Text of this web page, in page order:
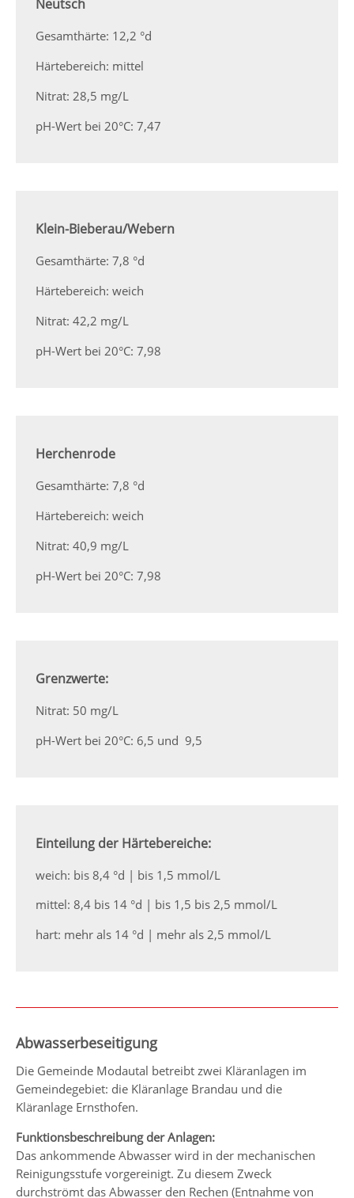
Neutsch
Gesamthärte: 12,2 °d
Härtebereich: mittel
Nitrat: 28,5 mg/L
pH-Wert bei 20°C: 7,47
Klein-Bieberau/Webern
Gesamthärte: 7,8 °d
Härtebereich: weich
Nitrat: 42,2 mg/L
pH-Wert bei 20°C: 7,98
Herchenrode
Gesamthärte: 7,8 °d
Härtebereich: weich
Nitrat: 40,9 mg/L
pH-Wert bei 20°C: 7,98
Grenzwerte:
Nitrat: 50 mg/L
pH-Wert bei 20°C: 6,5 und 9,5
Einteilung der Härtebereiche:
weich: bis 8,4 °d | bis 1,5 mmol/L
mittel: 8,4 bis 14 °d | bis 1,5 bis 2,5 mmol/L
hart: mehr als 14 °d | mehr als 2,5 mmol/L
Abwasserbeseitigung
Die Gemeinde Modautal betreibt zwei Kläranlagen im
Gemeindegebiet: die Kläranlage Brandau und die
Kläranlage Ernsthofen.
Funktionsbeschreibung der Anlagen:
Das ankommende Abwasser wird in der mechanischen
Reinigungsstufe vorgereinigt. Zu diesem Zweck
durchströmt das Abwasser den Rechen (Entnahme von